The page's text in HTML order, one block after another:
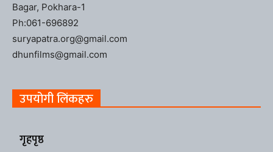
Bagar, Pokhara-1
Ph:061-696892
suryapatra.org@gmail.com
dhunfilms@gmail.com
उपयोगी लिंकहरु
गृहपृष्ठ